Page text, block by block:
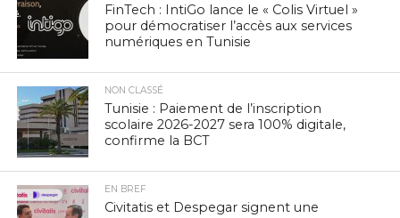
FinTech : IntiGo lance le « Colis Virtuel »
pour démocratiser l’accès aux services
numériques en Tunisie
NON CLASSÉ
Tunisie : Paiement de l’inscription
scolaire 2026-2027 sera 100% digitale,
confirme la BCT
EN BREF
Civitatis et Despegar signent une